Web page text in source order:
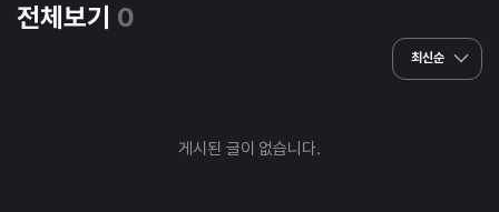
전체보기 0
최신순
게시된 글이 없습니다.